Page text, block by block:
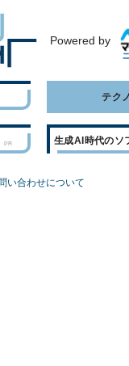
Powered by
テク
生成AI時代のソ
い合わせについて